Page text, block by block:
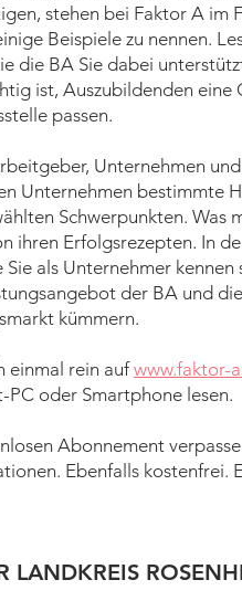
stehen bei Faktor A im
Beispiele zu nennen.
die BA Sie dabei
ist, Auszubildenden
passen.
Unternehmen
Unternehmen bestimmte
Schwerpunkten.
ihren Erfolgsrezepten. In
als Unternehmer
der BA und
kümmern.
einmal rein aufwww.faktor-
PC oder Smartphone lesen.
Abonnement
Ebenfalls kostenfrei.
LANDKREIS